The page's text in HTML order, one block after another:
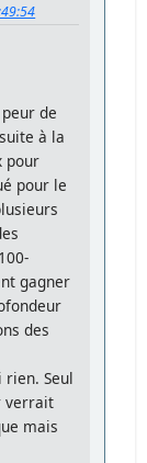
de
à la
pour
pour le
gagner
des
rien. Seul
verrait
mais